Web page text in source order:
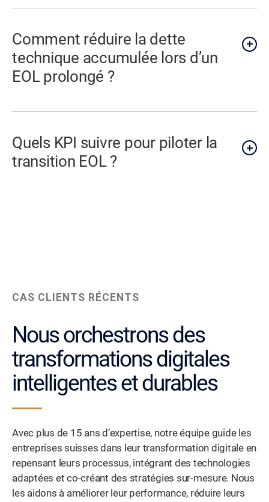
Comment réduire la dette
technique accumulée lors d’un
EOL prolongé ?
Quels KPI suivre pour piloter la
transition EOL ?
CAS CLIENTS RÉCENTS
Nous orchestrons des
transformations digitales
intelligentes et durables
Avec plus de 15 ans d’expertise, notre équipe guide les
entreprises suisses dans leur transformation digitale en
repensant leurs processus, intégrant des technologies
adaptées et co-créant des stratégies sur-mesure. Nous
les aidons à améliorer leur performance, réduire leurs